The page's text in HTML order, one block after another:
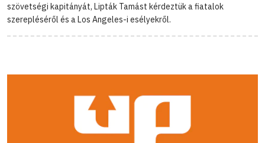
szövetségi kapitányát, Lipták Tamást kérdeztük a fiatalok
szerepléséről és a Los Angeles-i esélyekről.